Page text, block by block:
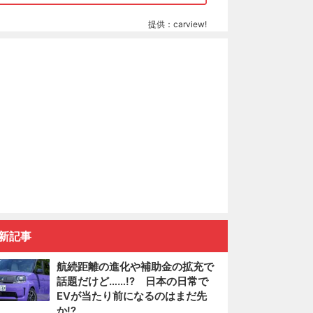
提供：carview!
記事
航続距離の進化や補助金の拡充で
話題だけど……!? 日本の日常で
EVが当たり前になるのはまだ先